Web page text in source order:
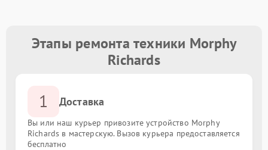
Этапы ремонта техники Morphy
Richards
1 Доставка
Вы или наш курьер привозите устройство Morphy
Richards в мастерскую. Вызов курьера предоставляется
бесплатно